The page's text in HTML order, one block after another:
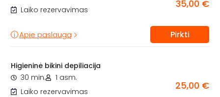
Laiko rezervavimas
35,00 €
Apie paslaugą Pirkti
Higieninė bikini depiliacija
30 min.
1 asm.
Laiko rezervavimas
25,00 €